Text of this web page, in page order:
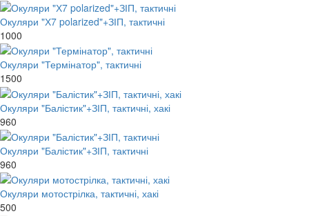
Окуляри "Х7 polarized"+ЗІП, тактичні
1000
Окуляри "Термінатор", тактичні
1500
Окуляри "Балістик"+ЗІП, тактичні, хакі
960
Окуляри "Балістик"+ЗІП, тактичні
960
Окуляри мотострілка, тактичні, хакі
500